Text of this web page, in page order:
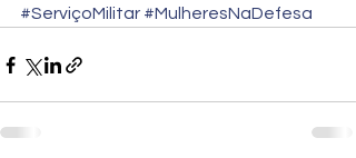
#ServiçoMilitar #MulheresNaDefesa